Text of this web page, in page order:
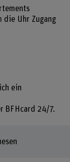
die Uhr Zugang
ein
BFHcard 24/7.